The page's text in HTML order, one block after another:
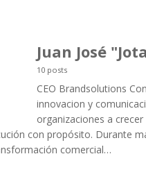
Juan José
10 posts
CEO Brandsolutions
innovacion y
organizaciones a
con propósito. Durante
comercial…